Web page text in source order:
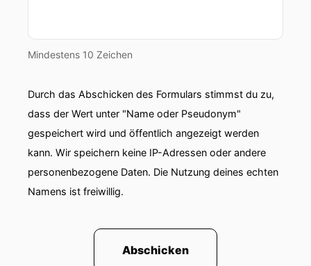
Mindestens 10 Zeichen
Durch das Abschicken des Formulars stimmst du zu,
dass der Wert unter "Name oder Pseudonym"
gespeichert wird und öffentlich angezeigt werden
kann. Wir speichern keine IP-Adressen oder andere
personenbezogene Daten. Die Nutzung deines echten
Namens ist freiwillig.
Abschicken